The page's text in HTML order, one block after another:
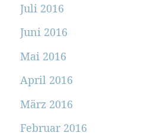
Juli 2016
Juni 2016
Mai 2016
April 2016
März 2016
Februar 2016